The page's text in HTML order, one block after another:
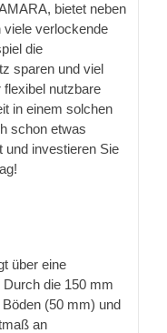
bietet neben
viele verlockende
die
sparen und viel
nutzbare
in einem solchen
schon etwas
und investieren Sie
über eine
die 150 mm
(50 mm) und
an